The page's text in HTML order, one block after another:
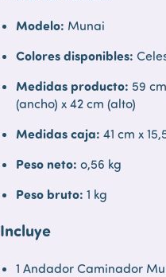
Modelo: Munai
Colores disponibles:
Medidas producto: 59
(ancho) x 42 cm (alto)
Medidas caja: 41 cm x
Peso neto: o,56 kg
Peso bruto: 1 kg
Incluye
1 Andador Caminador